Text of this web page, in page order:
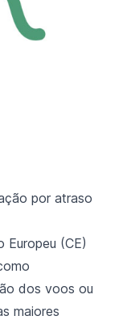
por atraso
Europeu (CE)
dos voos ou
maiores